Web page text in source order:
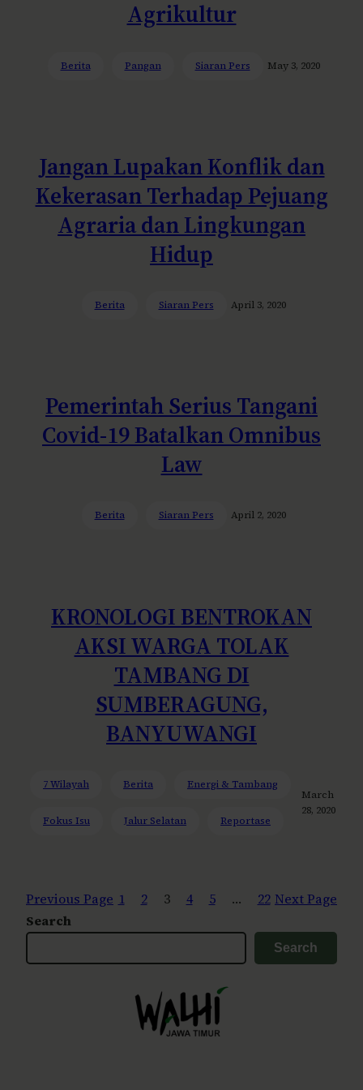
Agrikultur
Berita Pangan Siaran Pers May 3, 2020
Jangan Lupakan Konflik dan
Kekerasan Terhadap Pejuang
Agraria dan Lingkungan
Hidup
Berita Siaran Pers April 3, 2020
Pemerintah Serius Tangani
Covid-19 Batalkan Omnibus
Law
Berita Siaran Pers April 2, 2020
KRONOLOGI BENTROKAN
AKSI WARGA TOLAK
TAMBANG DI
SUMBERAGUNG,
BANYUWANGI
7 Wilayah Berita Energi & Tambang
Fokus Isu Jalur Selatan Reportase
March
28, 2020
Previous Page 1 2 3 4 5 … 22 Next Page
Search
Search